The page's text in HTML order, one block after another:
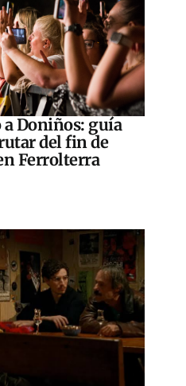
a Doniños: guía
del fin de
Ferrolterra